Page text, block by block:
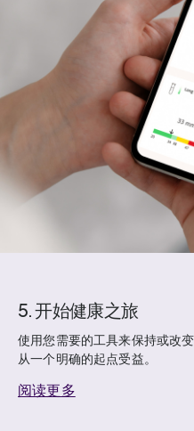
5. 开始健康之旅
使用您需要的工具来保持或改
从一个明确的起点受益。
阅读更多